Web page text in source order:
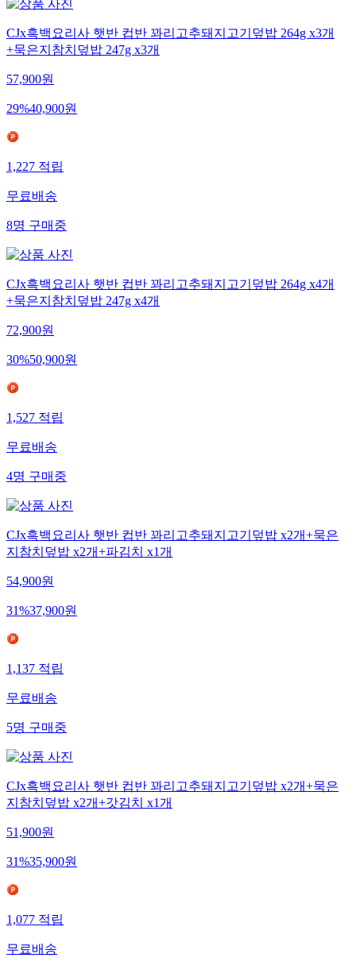
CJx흑백요리사 햇반 컵반 꽈리고추돼지고기덮밥 264g x3개
+묵은지참치덮밥 247g x3개
57,900원
29%40,900원
1,227적립
무료배송
8명구매중
CJx흑백요리사 햇반 컵반 꽈리고추돼지고기덮밥 264g x4개
+묵은지참치덮밥 247g x4개
72,900원
30%50,900원
1,527적립
무료배송
4명구매중
CJx흑백요리사 햇반 컵반 꽈리고추돼지고기덮밥 x2개+묵은
지참치덮밥 x2개+파김치 x1개
54,900원
31%37,900원
1,137적립
무료배송
5명구매중
CJx흑백요리사 햇반 컵반 꽈리고추돼지고기덮밥 x2개+묵은
지참치덮밥 x2개+갓김치 x1개
51,900원
31%35,900원
1,077적립
무료배송